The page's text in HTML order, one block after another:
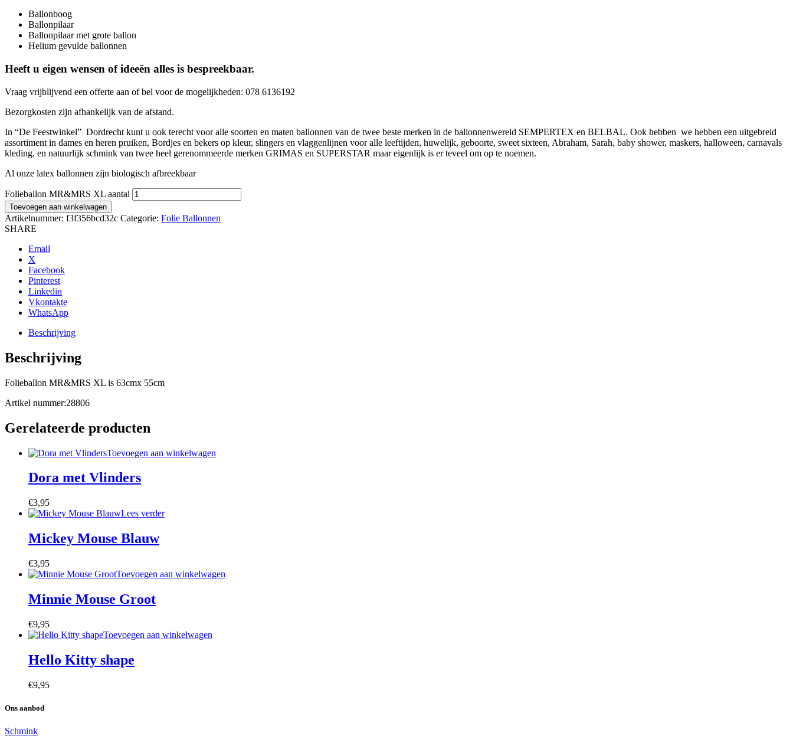
Ballonboog
Ballonpilaar
Ballonpilaar met grote ballon
Helium gevulde ballonnen
Heeft u eigen wensen of ideeën alles is bespreekbaar.
Vraag vrijblijvend een offerte aan of bel voor de mogelijkheden: 078 6136192
Bezorgkosten zijn afhankelijk van de afstand.
In “De Feestwinkel” Dordrecht kunt u ook terecht voor alle soorten en maten ballonnen van de twee beste merken in de ballonnenwereld SEMPERTEX en BELBAL. Ook hebben we hebben een uitgebreid
assortiment in dames en heren pruiken, Bordjes en bekers op kleur, slingers en vlaggenlijnen voor alle leeftijden, huwelijk, geboorte, sweet sixteen, Abraham, Sarah, baby shower, maskers, halloween, carnavals
kleding, en natuurlijk schmink van twee heel gerenommeerde merken GRIMAS en SUPERSTAR maar eigenlijk is er teveel om op te noemen.
Al onze latex ballonnen zijn biologisch afbreekbaar
Folieballon MR&MRS XL aantal
Toevoegen aan winkelwagen
Artikelnummer: f3f356bcd32c Categorie: Folie Ballonnen
SHARE
Email
X
Facebook
Pinterest
Linkedin
Vkontakte
WhatsApp
Beschrijving
Beschrijving
Folieballon MR&MRS XL is 63cmx 55cm
Artikel nummer:28806
Gerelateerde producten
Toevoegen aan winkelwagen
Dora met Vlinders
€3,95
Lees verder
Mickey Mouse Blauw
€3,95
Toevoegen aan winkelwagen
Minnie Mouse Groot
€9,95
Toevoegen aan winkelwagen
Hello Kitty shape
€9,95
Ons aanbod
Schmink